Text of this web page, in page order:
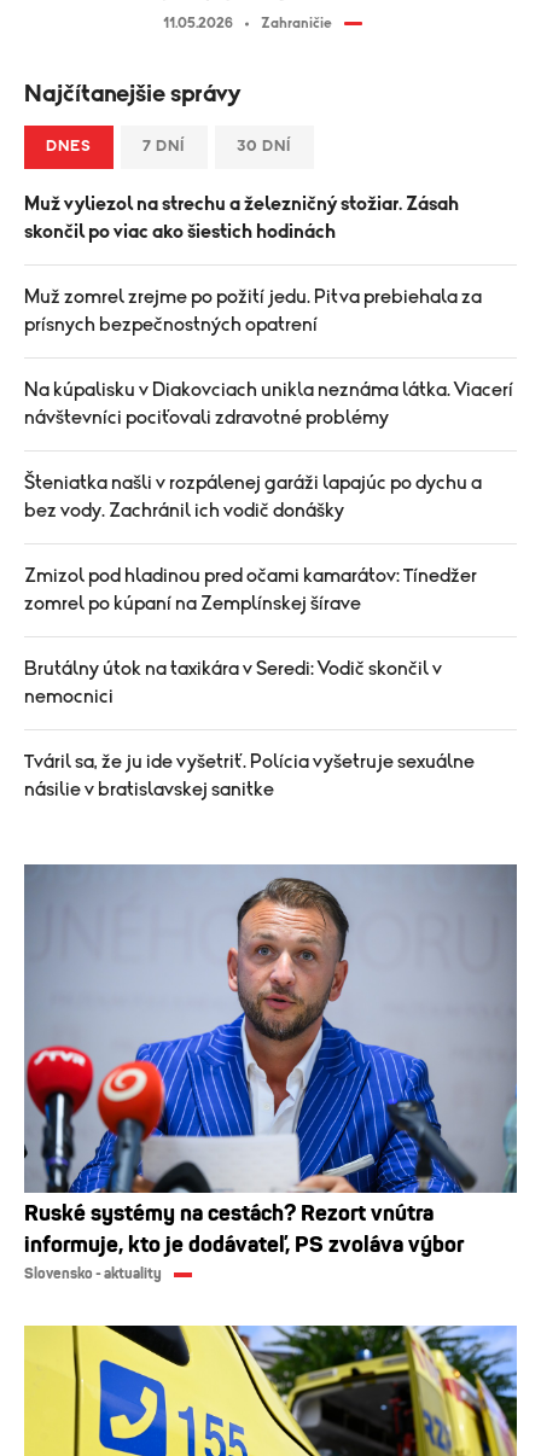
11.05.2026 Zahraničie
Najčítanejšie správy
DNES 7 DNÍ 30 DNÍ
Muž vyliezol na strechu a železničný stožiar. Zásah
skončil po viac ako šiestich hodinách
Muž zomrel zrejme po požití jedu. Pitva prebiehala za
prísnych bezpečnostných opatrení
Na kúpalisku v Diakovciach unikla neznáma látka. Viacerí
návštevníci pociťovali zdravotné problémy
Šteniatka našli v rozpálenej garáži lapajúc po dychu a
bez vody. Zachránil ich vodič donášky
Zmizol pod hladinou pred očami kamarátov: Tínedžer
zomrel po kúpaní na Zemplínskej šírave
Brutálny útok na taxikára v Seredi: Vodič skončil v
nemocnici
Tváril sa, že ju ide vyšetriť. Polícia vyšetruje sexuálne
násilie v bratislavskej sanitke
Ruské systémy na cestách? Rezort vnútra
informuje, kto je dodávateľ, PS zvoláva výbor
Slovensko - aktuality